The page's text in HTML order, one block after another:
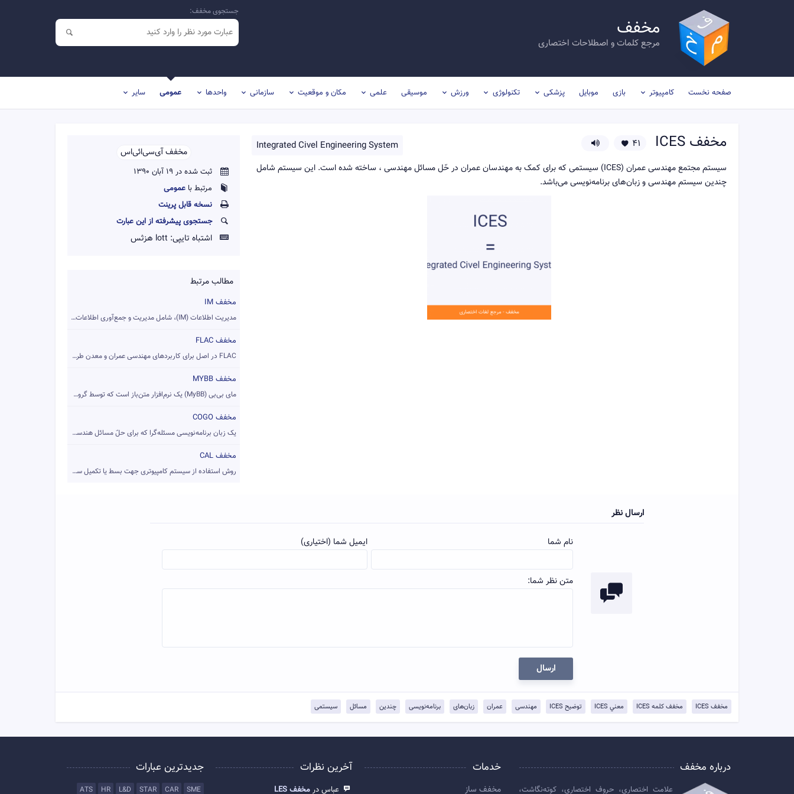
مخفف
مرجع کلمات و اصطلاحات اختصاری
جستجوی مخفف:
صفحه نخست کامپیوتر بازی موبایل پزشکی تکنولوژی ورزش موسیقی علمی مکان و موقعیت سازمانی واحدها عمومی سایر
مخففICES
Integrated Civel Engineering System 41
سیستم مجتمع مهندسی عمران (ICES) سیستمی که برای کمک به مهندسان عمران در حّل مسائل مهندسی ، ساخته شده است. این سیستم شامل
چندین سیستم مهندسی و زبان‌های برنامه‌نویسی می‌باشد.
مخفف آی‌سی‌ائی‌اس‌‌
ثبت شده در 19 آبان 1390
مرتبط با عمومی
نسخه قابل پرينت
جستجوی پیشرفته از این عبارت
اشتباه تایپی: lott هزثس
مطالب مرتبط
مخفف IM
مدیریت اطلاعات (IM)، شامل مدیریت و جمع‌آوری اطلاعات از یک یا...
مخفف FLAC
FLAC در اصل برای کاربردهای مهندسی عمران و معدن طراحی شده است...
مخفف MYBB
مای بی‌بی (MyBB) یک نرم‌افزار متن‌باز است که توسط گروه مای‌ب...
مخفف COGO
یک زبان برنامه‌نویسی مسئله‌گرا که برای حلّ مسائل هندسی از آن...
مخفف CAL
روش استفاده از سیستم کامپیوتری جهت بسط یا تکمیل سیستم آموزشی...
ارسال نظر
نام شما ایمیل شما (اختیاری)
متن نظر شما:
ارسال
مخفف ICES مخفف کلمه ICES معني ICES توضيح ICES مهندسی عمران زبان‌های برنامه‌نویسی چندین مسائل سیستمی
درباره مخفف
علامت اختصاری، حروف اختصاری، کوته‌نگاشت،
خدمات
مخفف ساز
آخرین نظرات
عباس در مخفف LES
جدیدترین عبارات
SME
CAR
STAR
L&D
HR
ATS